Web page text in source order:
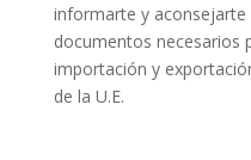
informarte y
documentos necesarios
importación y
de la U.E.